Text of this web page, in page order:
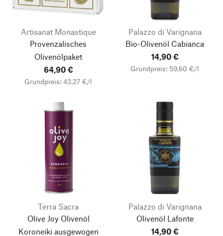
Artisanat Monastique
Provenzalisches
Olivenölpaket
64,90 €
Grundpreis: 43,27 €/l
Palazzo di Varignana
Bio-Olivenöl Cabianca
14,90 €
Grundpreis: 59,60 €/l
Terra Sacra
Olive Joy Olivenöl
Koroneiki ausgewogen
Palazzo di Varignana
Olivenöl Lafonte
14,90 €